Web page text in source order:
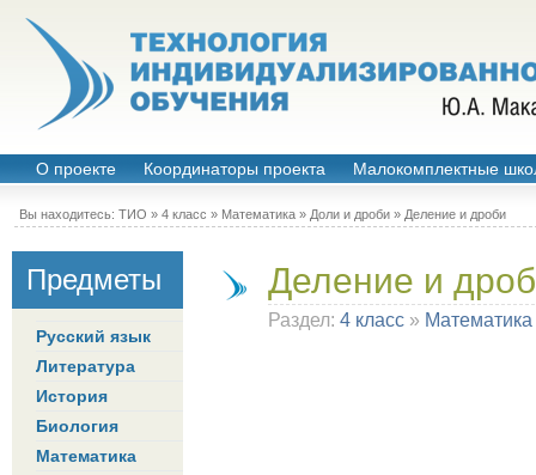
О проекте Координаторы проекта Малокомплектные
Вы находитесь: ТИО » 4 класс » Математика » Доли и дроби » Деление и дроби
Предметы
Русский язык
Литература
История
Биология
Математика
Деление и
Раздел: 4 класс » Математика